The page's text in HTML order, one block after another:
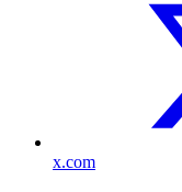
x.com